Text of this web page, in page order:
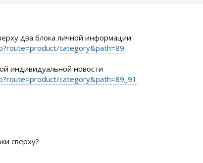
два блока личной информации.
category&path=89
индивидуальной новости
category&path=89_91
сверху?